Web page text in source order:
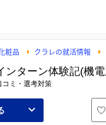
粧品 クラレの就活情報
ンターン体験記(機
コミ・選考対策